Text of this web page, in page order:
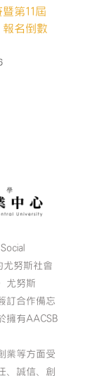
第11屆
報名倒數
尤努斯社會
尤努斯
訂合作備忘
擁有AACSB
業等方面受
、誠信、創